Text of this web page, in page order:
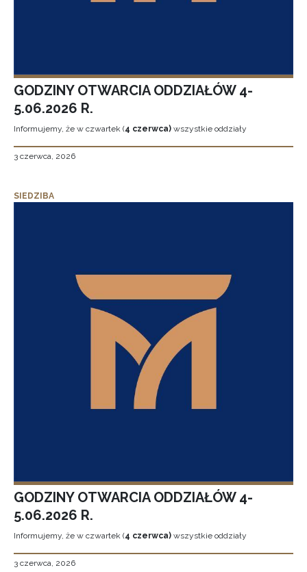
GODZINY OTWARCIA ODDZIAŁÓW 4-
5.06.2026 R.
Informujemy, że w czwartek (4 czerwca) wszystkie oddziały
3 czerwca, 2026
SIEDZIBA
GODZINY OTWARCIA ODDZIAŁÓW 4-
5.06.2026 R.
Informujemy, że w czwartek (4 czerwca) wszystkie oddziały
3 czerwca, 2026